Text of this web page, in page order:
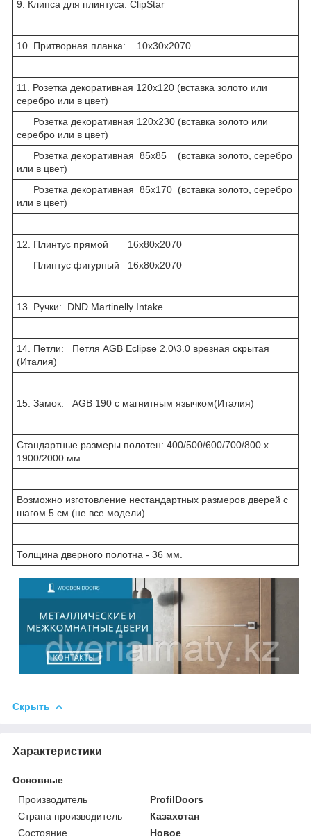
9. Клипса для плинтуса: ClipStar
10. Притворная планка: 10х30х2070
11. Розетка декоративная 120х120 (вставка золото или
серебро или в цвет)
Розетка декоративная 120х230 (вставка золото или
серебро или в цвет)
Розетка декоративная 85х85 (вставка золото, серебро
или в цвет)
Розетка декоративная 85х170 (вставка золото, серебро
или в цвет)
12. Плинтус прямой 16х80х2070
Плинтус фигурный 16х80х2070
13. Ручки: DND Martinelly Intake
14. Петли: Петля AGB Eclipse 2.0\3.0 врезная скрытая
(Италия)
15. Замок: AGB 190 с магнитным язычком(Италия)
Стандартные размеры полотен: 400/500/600/700/800 x
1900/2000 мм.
Возможно изготовление нестандартных размеров дверей с
шагом 5 см (не все модели).
Толщина дверного полотна - 36 мм.
Скрыть
Характеристики
Основные
Производитель
ProfilDoors
Страна производитель
Казахстан
Состояние
Новое